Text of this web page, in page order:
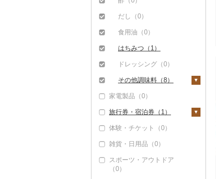
（0）
かまぼこ・練り製品
（0）
（4）
八女茶（0）
（1）
（0）
おせち（0）
その他加工品（0）
だし（0）
食用油（0）
はちみつ（1）
ドレッシング（0）
その他調味料（8）
みりん（0）
ケチャップ（0）
こしょう（0）
その他調味料（8）
家電製品（0）
旅行券・宿泊券（1）
旅行券（1）
JTBふるさと旅行クー
（0）
宿泊券（0）
体験・チケット（0）
雑貨・日用品（0）
スポーツ・アウトドア
（0）